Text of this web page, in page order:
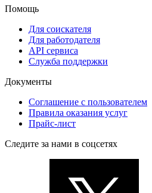
Помощь
Для соискателя
Для работодателя
API сервиса
Служба поддержки
Документы
Соглашение с пользователем
Правила оказания услуг
Прайс-лист
Следите за нами в соцсетях